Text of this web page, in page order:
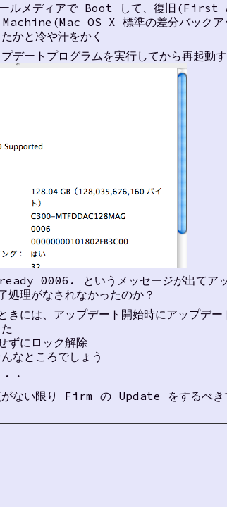
ルメディアで Boot して、復旧(First
OS X 標準の差分バックア
かと冷や汗をかく
デートプログラムを実行してから再起動
というメッセージが出てアップ
処理がなされなかったのか？
きには、アップデート開始時にアップデ
ずにロック解除
なところでしょう
・
がない限り Firm の Update をするべき